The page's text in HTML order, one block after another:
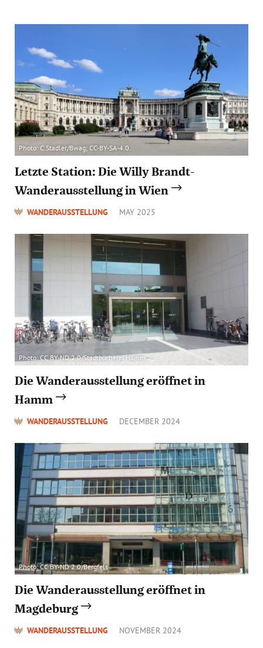
Photo: C.Stadler/Bwag; CC-BY-SA-4.0.
Letzte Station: Die Willy Brandt-
Wanderausstellung in Wien
WANDERAUSSTELLUNG MAY 2025
Photo: CC BY-ND 2.0/Stadtbücherei Hamm
Die Wanderausstellung eröffnet in
Hamm
WANDERAUSSTELLUNG DECEMBER 2024
Photo: CC BY-ND 2.0/Bergfels
Die Wanderausstellung eröffnet in
Magdeburg
WANDERAUSSTELLUNG NOVEMBER 2024